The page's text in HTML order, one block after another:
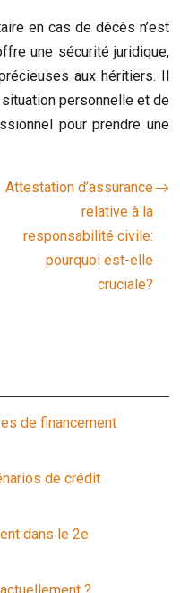
en cas de décès n’est
une sécurité juridique,
aux héritiers. Il
personnelle et de
pour prendre une
Attestation d’assurance
relative à la
responsabilité civile:
pourquoi est-elle
cruciale?
de financement
de crédit
dans le 2e